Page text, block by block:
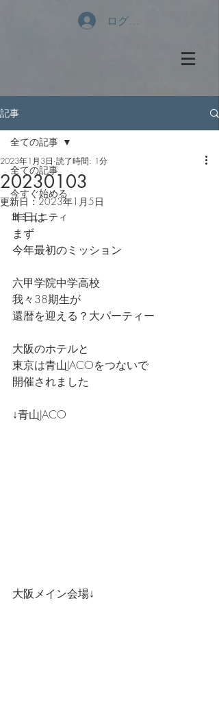
ログイン
記事
全ての記事
今すぐ始める
コミュニティ
全ての記事
20230103
2023年1月3日 読了時間: 1分
更新日： 2023年1月5日
昨日は
まず
今年最初のミッション
六甲学院中学高校
我々38期生が
還暦を迎える？大パーティー
大阪のホテルと
東京は青山JACOをつないで
開催されました
↓青山JACO
大阪メイン会場↓